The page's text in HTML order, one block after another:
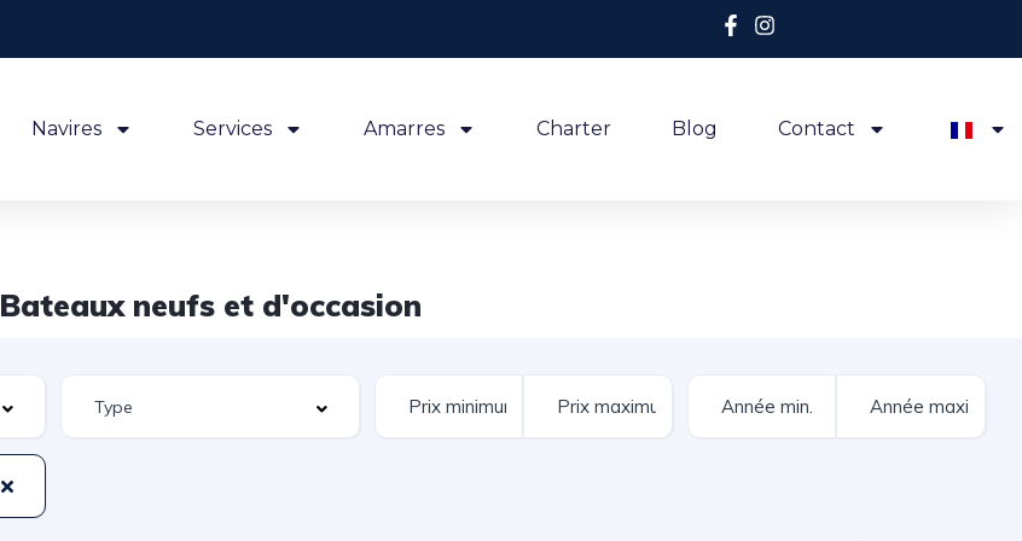
Navires Services Amarres Charter Blog Contact
Bateaux neufs et d'occasion